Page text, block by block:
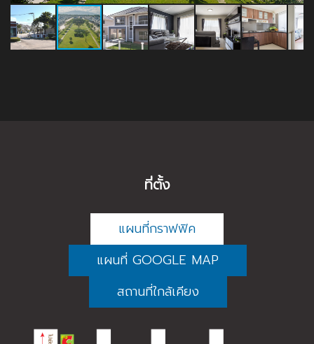
ที่ตั้ง
แผนที่กราฟฟิค
แผนที่ GOOGLE MAP
สถานที่ใกล้เคียง